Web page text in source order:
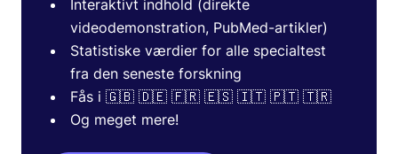
Interaktivt indhold (direkte
videodemonstration, PubMed-artikler)
Statistiske værdier for alle specialtest
fra den seneste forskning
Fås i 🇬🇧 🇩🇪 🇫🇷 🇪🇸 🇮🇹 🇵🇹 🇹🇷
Og meget mere!